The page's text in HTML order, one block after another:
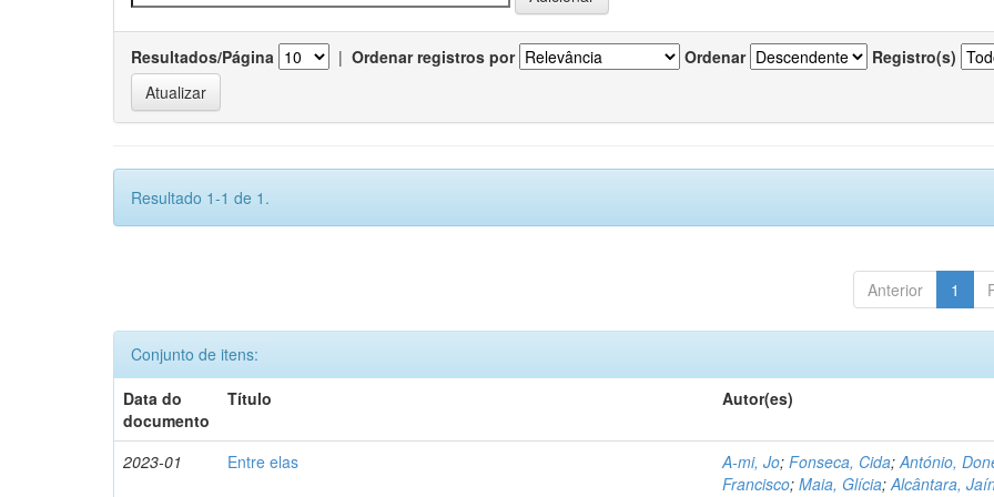
Resultados/Página | Ordenar registros por Ordenar Registro(s)
Resultado 1-1 de 1.
Anterior 1
Conjunto de itens:
Data do
documento
Título Autor(es)
2023-01 Entre elas A-mi, Jo;Fonseca, Cida;António,
Francisco;Maia, Glícia;Alcântara,